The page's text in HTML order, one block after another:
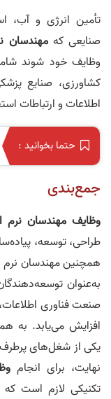
تأمین انرژی و آب،
صنایعی کهمهندسان
وظایف خود شوند
کشاورزی، صنایع
اطلاعات و ارتباطات
حتما بخوانید :
جمع‌بندی
وظایف مهندسان نرم
طراحی، توسعه،
همچنین مهندسان نرم
به‌عنوان
صنعت فناوری
افزایش می‌یابد. به
یکی از شغل‌های
نهایت، برای انجام
تکنیکی لازم است که